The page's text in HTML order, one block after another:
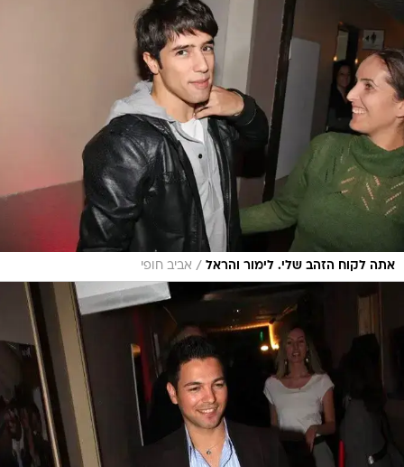
אתה לקוח הזהב שלי. לימור והראל / אביב חופי